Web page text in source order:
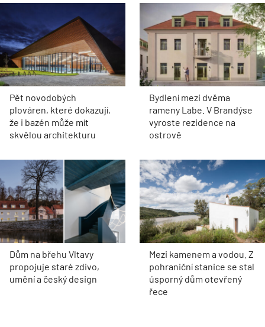
Pět novodobých
plováren, které dokazují,
že i bazén může mít
skvělou architekturu
Bydlení mezi dvěma
rameny Labe. V Brandýse
vyroste rezidence na
ostrově
Dům na břehu Vltavy
propojuje staré zdivo,
umění a český design
Mezi kamenem a vodou. Z
pohraniční stanice se stal
úsporný dům otevřený
řece